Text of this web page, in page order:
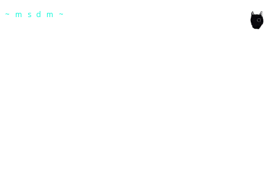
msdm a nomadic house-studio-gallery for
~msdm~